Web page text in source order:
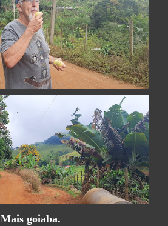
Mais goiaba.